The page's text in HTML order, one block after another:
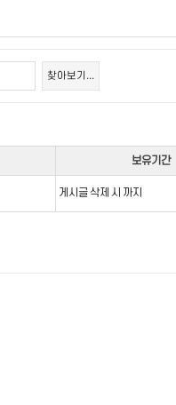
찾아보기...
보유기간
게시글 삭제 시 까지